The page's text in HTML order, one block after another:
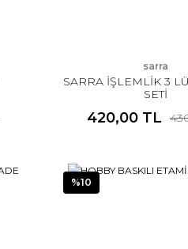
sarra
SARRA İŞLEMLİK 3
SETİ
420,00 TL
%10